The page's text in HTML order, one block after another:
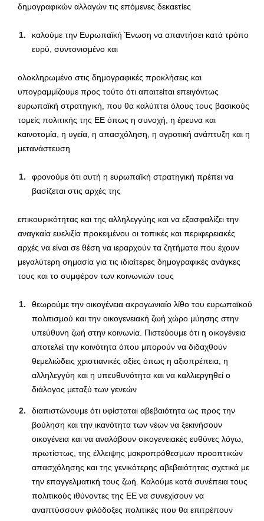
δημογραφικών αλλαγών τις επόμενες δεκαετίες
καλούμε την Ευρωπαϊκή Ένωση να απαντήσει κατά τρόπο
ευρύ, συντονισμένο και
ολοκληρωμένο στις δημογραφικές προκλήσεις και
υπογραμμίζουμε προς τούτο ότι απαιτείται επειγόντως
ευρωπαϊκή στρατηγική, που θα καλύπτει όλους τους βασικούς
τομείς πολιτικής της ΕΕ όπως η συνοχή, η έρευνα και
καινοτομία, η υγεία, η απασχόληση, η αγροτική ανάπτυξη και η
μετανάστευση
φρονούμε ότι αυτή η ευρωπαϊκή στρατηγική πρέπει να
βασίζεται στις αρχές της
επικουρικότητας και της αλληλεγγύης και να εξασφαλίζει την
αναγκαία ευελιξία προκειμένου οι τοπικές και περιφερειακές
αρχές να είναι σε θέση να ιεραρχούν τα ζητήματα που έχουν
μεγαλύτερη σημασία για τις ιδιαίτερες δημογραφικές ανάγκες
τους και το συμφέρον των κοινωνιών τους
θεωρούμε την οικογένεια ακρογωνιαίο λίθο του ευρωπαϊκού
πολιτισµού και την οικογενειακή ζωή χώρο μύησης στην
υπεύθυνη ζωή στην κοινωνία. Πιστεύουμε ότι η οικογένεια
αποτελεί την κοινότητα όπου μπορούν να διδαχθούν
θεμελιώδεις χριστιανικές αξίες όπως η αξιοπρέπεια, η
αλληλεγγύη και η υπευθυνότητα και να καλλιεργηθεί ο
διάλογος μεταξύ των γενεών
διαπιστώνουμε ότι υφίσταται αβεβαιότητα ως προς την
βούληση και την ικανότητα των νέων να ξεκινήσουν
οικογένεια και να αναλάβουν οικογενειακές ευθύνες λόγω,
πρωτίστως, της έλλειψης μακροπρόθεσμων προοπτικών
απασχόλησης και της γενικότερης αβεβαιότητας σχετικά με
την επαγγελματική τους ζωή. Καλούμε κατά συνέπεια τους
πολιτικούς ιθύνοντες της ΕΕ να συνεχίσουν να
αναπτύσσουν φιλόδοξες πολιτικές που θα επιτρέπουν